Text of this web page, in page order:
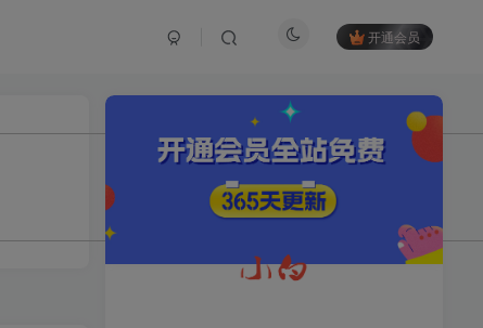
开通会员
1.2W+人已阅读
育儿教学教培新玩法，AI生成教学视频，
市场大，操作简单，变现天花板...
TOP1